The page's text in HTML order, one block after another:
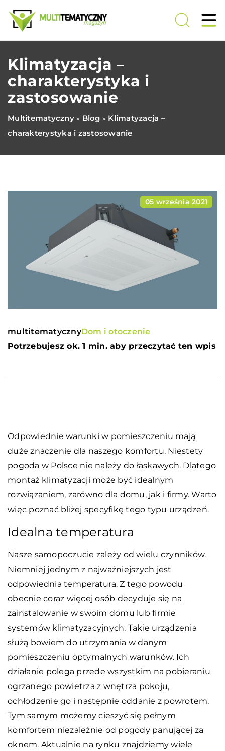
Klimatyzacja –
charakterystyka i
zastosowanie
Multitematyczny» Blog » Klimatyzacja –
charakterystyka i zastosowanie
05 września 2021
multitematycznyDom i otoczenie
Potrzebujesz ok. 1 min. aby przeczytać ten wpis
Odpowiednie warunki w pomieszczeniu mają
duże znaczenie dla naszego komfortu. Niestety
pogoda w Polsce nie należy do łaskawych. Dlatego
montaż klimatyzacji może być idealnym
rozwiązaniem, zarówno dla domu, jak i firmy. Warto
więc poznać bliżej specyfikę tego typu urządzeń.
Idealna temperatura
Nasze samopoczucie zależy od wielu czynników.
Niemniej jednym z najważniejszych jest
odpowiednia temperatura. Z tego powodu
obecnie coraz więcej osób decyduje się na
zainstalowanie w swoim domu lub firmie
systemów klimatyzacyjnych. Takie urządzenia
służą bowiem do utrzymania w danym
pomieszczeniu optymalnych warunków. Ich
działanie polega przede wszystkim na pobieraniu
ogrzanego powietrza z wnętrza pokoju,
ochłodzenie go i następnie oddanie z powrotem.
Tym samym możemy cieszyć się pełnym
komfortem niezależnie od pogody panującej za
oknem. Aktualnie na rynku znajdziemy wiele